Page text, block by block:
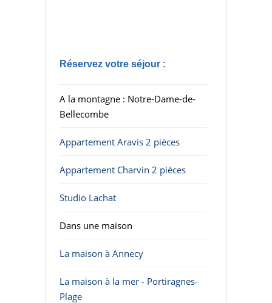
Réservez votre séjour :
A la montagne : Notre-Dame-de-
Bellecombe
Appartement Aravis 2 pièces
Appartement Charvin 2 pièces
Studio Lachat
Dans une maison
La maison à Annecy
La maison à la mer - Portiragnes-
Plage